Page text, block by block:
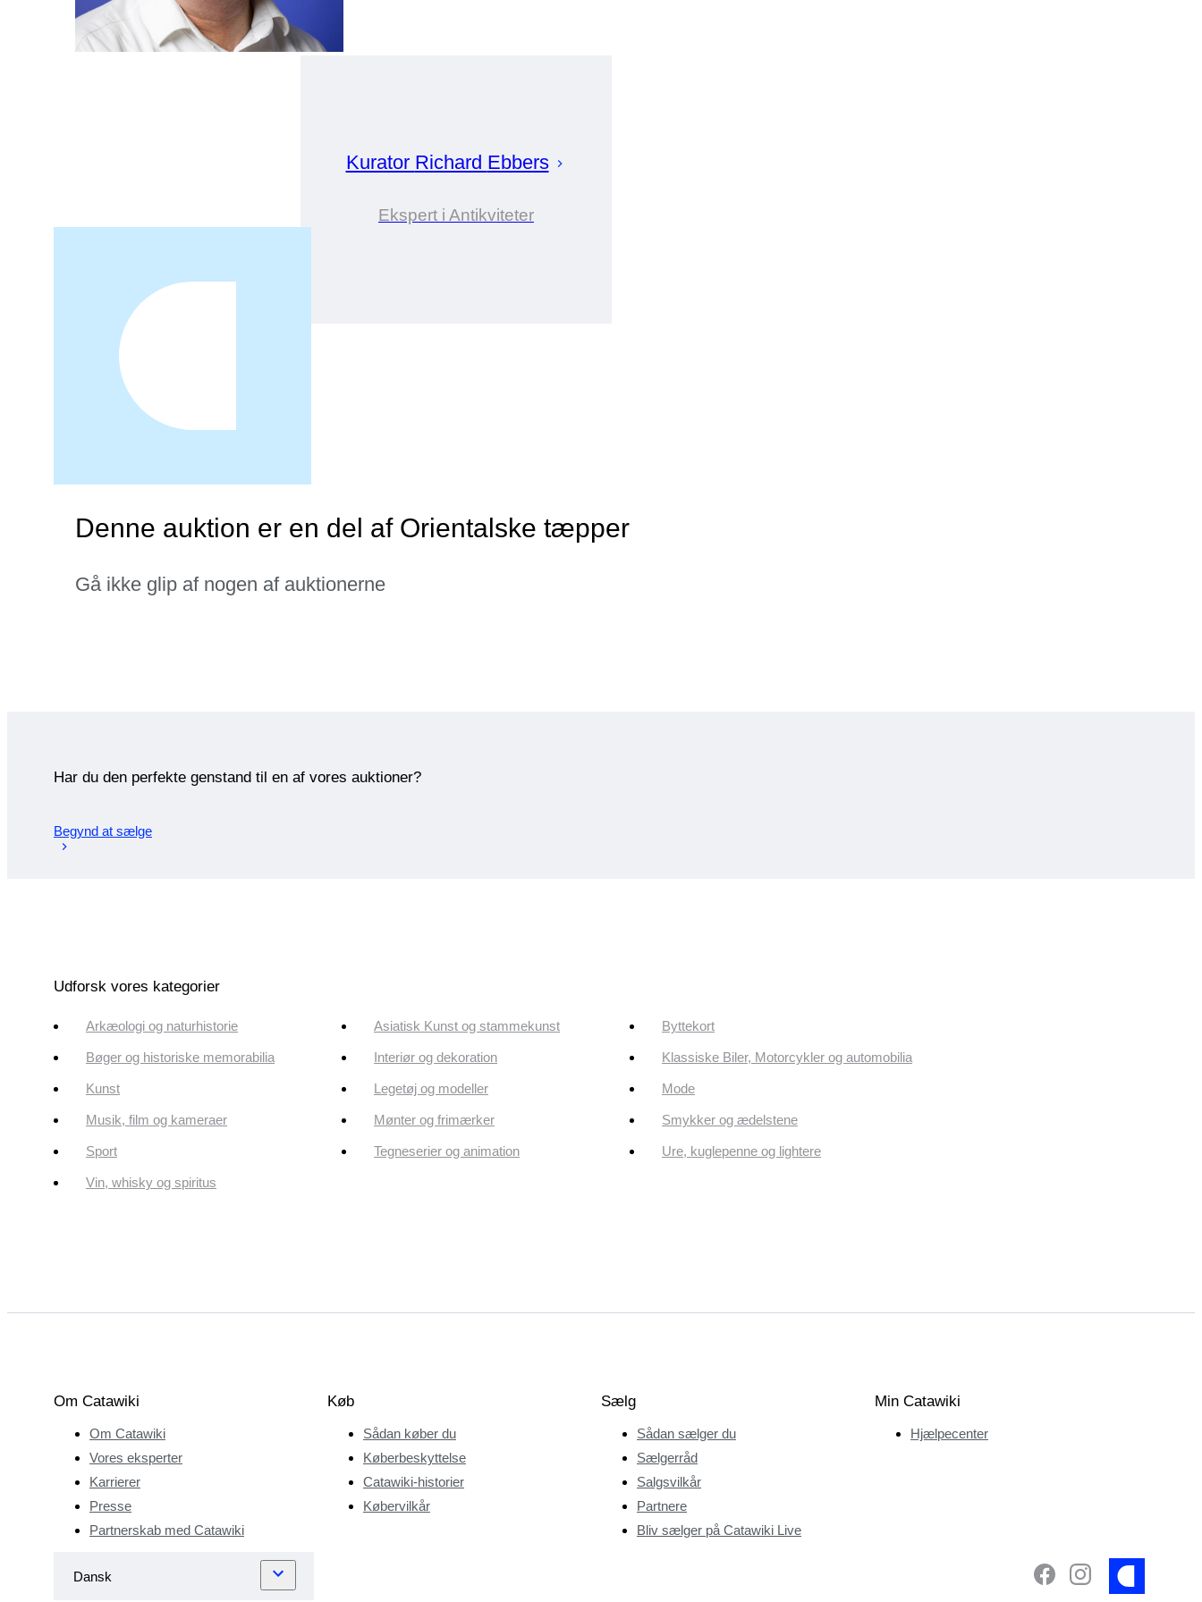
Kurator Richard Ebbers
Ekspert i Antikviteter
Denne auktion er en del af Orientalske tæpper
Gå ikke glip af nogen af auktionerne
Har du den perfekte genstand til en af vores auktioner?
Begynd at sælge
Udforsk vores kategorier
Arkæologi og naturhistorie Asiatisk Kunst og stammekunst Byttekort
Bøger og historiske memorabilia Interiør og dekoration Klassiske Biler, Motorcykler og automobilia
Kunst Legetøj og modeller Mode
Musik, film og kameraer Mønter og frimærker Smykker og ædelstene
Sport Tegneserier og animation Ure, kuglepenne og lightere
Vin, whisky og spiritus
Om Catawiki
Om Catawiki
Vores eksperter
Karrierer
Presse
Partnerskab med Catawiki
Køb
Sådan køber du
Køberbeskyttelse
Catawiki-historier
Købervilkår
Sælg
Sådan sælger du
Sælgerråd
Salgsvilkår
Partnere
Bliv sælger på Catawiki Live
Min Catawiki
Hjælpecenter